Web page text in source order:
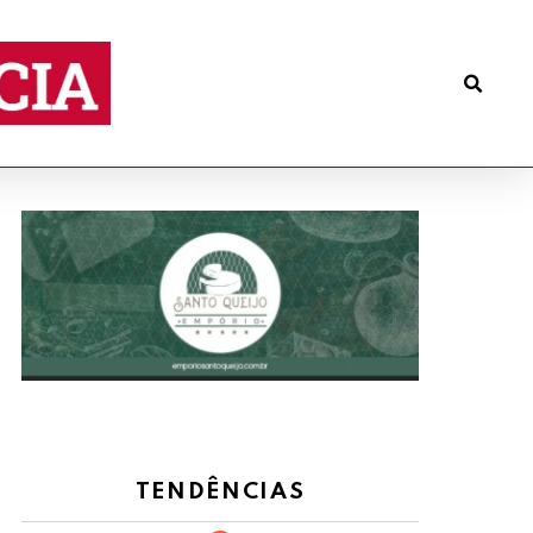
TENDÊNCIAS